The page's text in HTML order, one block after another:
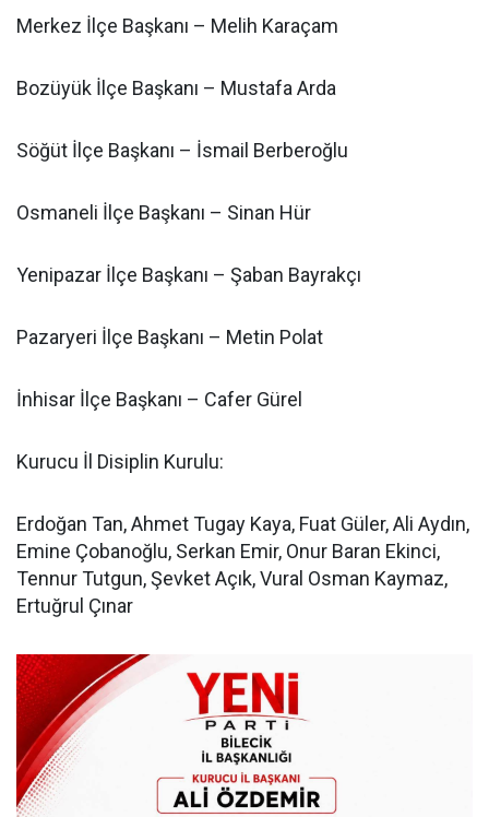
Merkez İlçe Başkanı – Melih Karaçam
Bozüyük İlçe Başkanı – Mustafa Arda
Söğüt İlçe Başkanı – İsmail Berberoğlu
Osmaneli İlçe Başkanı – Sinan Hür
Yenipazar İlçe Başkanı – Şaban Bayrakçı
Pazaryeri İlçe Başkanı – Metin Polat
İnhisar İlçe Başkanı – Cafer Gürel
Kurucu İl Disiplin Kurulu:
Erdoğan Tan, Ahmet Tugay Kaya, Fuat Güler, Ali Aydın,
Emine Çobanoğlu, Serkan Emir, Onur Baran Ekinci,
Tennur Tutgun, Şevket Açık, Vural Osman Kaymaz,
Ertuğrul Çınar